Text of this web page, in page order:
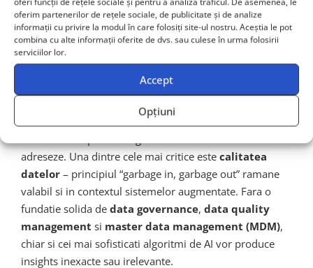
oferim partenerilor de rețele sociale, de publicitate și de analize
informații cu privire la modul în care folosiți site-ul nostru. Aceștia le pot
combina cu alte informații oferite de dvs. sau culese în urma folosirii
serviciilor lor.
Accept
Opțiuni
Provocari Tehnice si
Bariere de Adoptare
Analytics vine insotita de provocari tehnice
adreseze. Una dintre cele mai critice este calitatea
datelor – principiul “garbage in, garbage out” ramane
valabil si in contextul sistemelor augmentate. Fara o
fundatie solida de data governance, data quality
management si master data management (MDM),
chiar si cei mai sofisticati algoritmi de AI vor produce
insights inexacte sau irelevante.